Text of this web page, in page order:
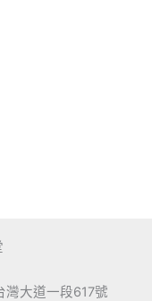
大道一段617號